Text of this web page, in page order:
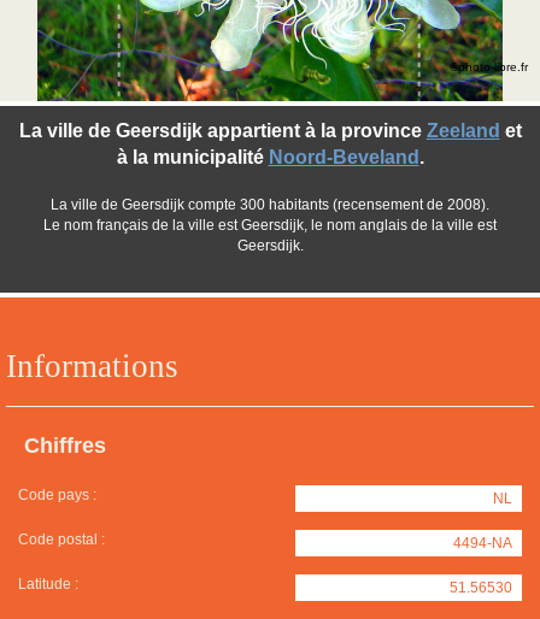
Informations
Chiffres
Code pays : NL
Code postal : 4494-NA
Latitude : 51.56530
La ville de Geersdijk appartient à la province Zeeland et
à la municipalité Noord-Beveland .
La ville de Geersdijk compte 300 habitants (recensement de 2008).
Le nom français de la ville est Geersdijk, le nom anglais de la ville est
Geersdijk.
©photo-libre.fr